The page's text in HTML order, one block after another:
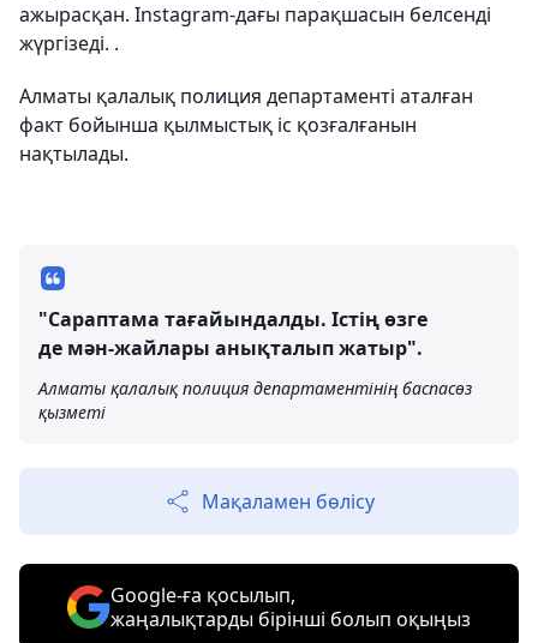
ажырасқан. Instagram-дағы парақшасын белсенді
жүргізеді. .
Алматы қалалық полиция департаменті аталған
факт бойынша қылмыстық іс қозғалғанын
нақтылады.
"Сараптама тағайындалды. Істің өзге
де мән-жайлары анықталып жатыр".
Алматы қалалық полиция департаментінің баспасөз
қызметі
Мақаламен бөлісу
Google-ға қосылып,
жаңалықтарды бірінші болып оқыңыз